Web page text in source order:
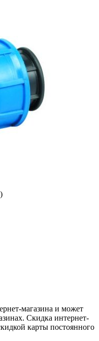
магазина и может
Скидка интернет-
карты постоянного